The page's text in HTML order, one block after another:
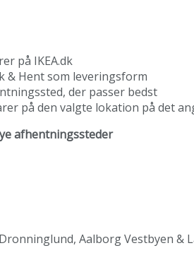
på IKEA.dk
& Hent som leveringsform
der passer bedst
på den valgte lokation på det
afhentningssteder
Aalborg Vestbyen